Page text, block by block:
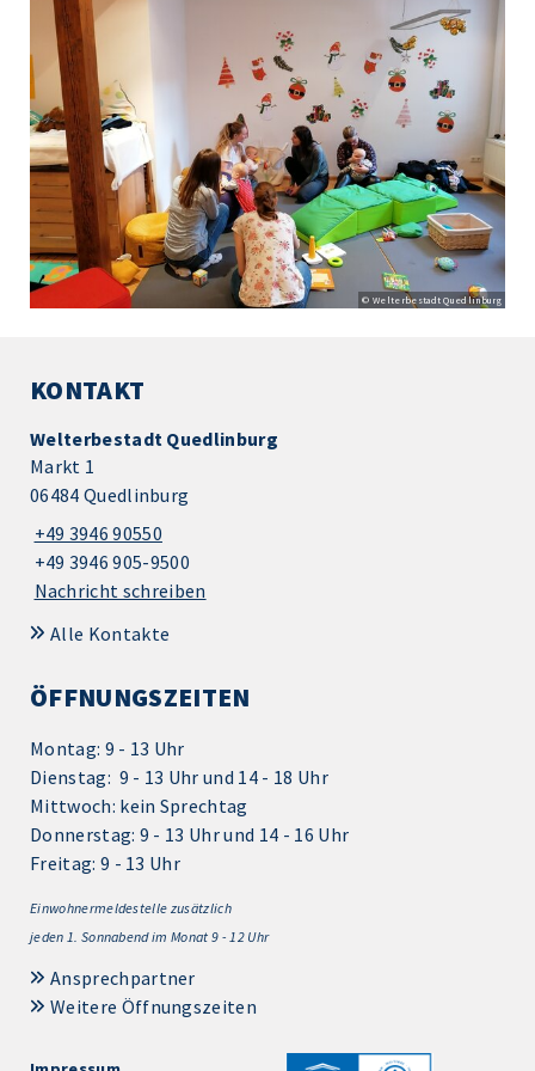
© Welterbestadt Quedlinburg
KONTAKT
Welterbestadt Quedlinburg
Markt 1
06484 Quedlinburg
+49 3946 90550
+49 3946 905-9500
Nachricht schreiben
Alle Kontakte
ÖFFNUNGSZEITEN
Montag: 9 - 13 Uhr
Dienstag: 9 - 13 Uhr und 14 - 18 Uhr
Mittwoch: kein Sprechtag
Donnerstag: 9 - 13 Uhr und 14 - 16 Uhr
Freitag: 9 - 13 Uhr
Einwohnermeldestelle zusätzlich
jeden 1. Sonnabend im Monat 9 - 12 Uhr
Ansprechpartner
Weitere Öffnungszeiten